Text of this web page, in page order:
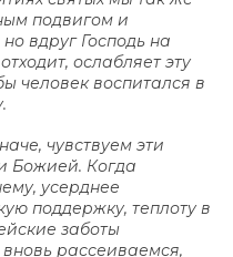
подвигом и
вдруг Господь на
ослабляет эту
человек воспитался в
чувствуем эти
Божией. Когда
усерднее
поддержку, теплоту в
заботы
рассеиваемся,